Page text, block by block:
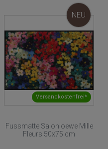
Versandkostenfrei*
NEU
Fussmatte Salonloewe Mille
Fleurs 50x75 cm